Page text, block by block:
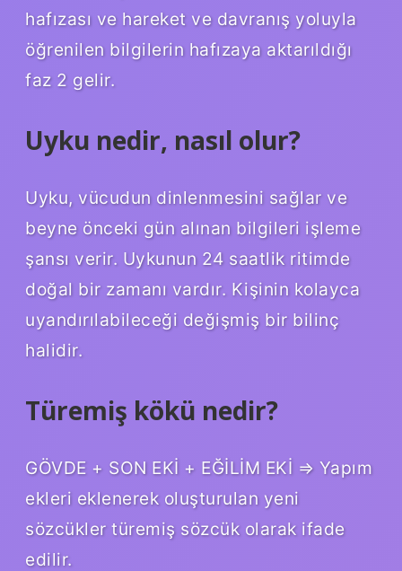
hafızası ve hareket ve davranış yoluyla
öğrenilen bilgilerin hafızaya aktarıldığı
faz 2 gelir.
Uyku nedir, nasıl olur?
Uyku, vücudun dinlenmesini sağlar ve
beyne önceki gün alınan bilgileri işleme
şansı verir. Uykunun 24 saatlik ritimde
doğal bir zamanı vardır. Kişinin kolayca
uyandırılabileceği değişmiş bir bilinç
halidir.
Türemiş kökü nedir?
GÖVDE + SON EKİ + EĞİLİM EKİ ⇒ Yapım
ekleri eklenerek oluşturulan yeni
sözcükler türemiş sözcük olarak ifade
edilir.